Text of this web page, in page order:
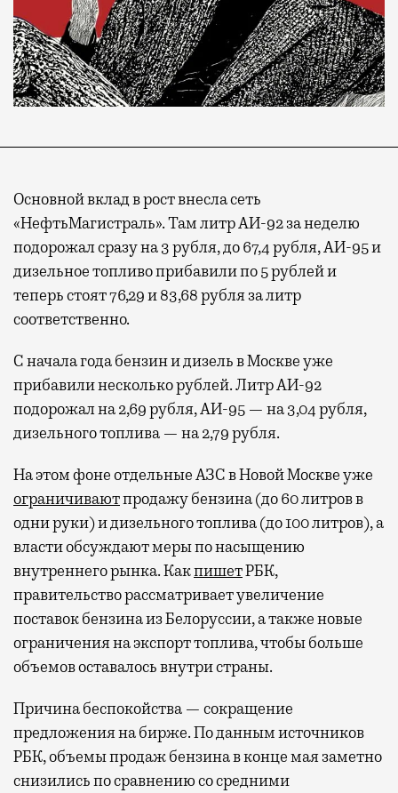
Основной вклад в рост внесла сеть
«НефтьМагистраль». Там литр АИ-92 за неделю
подорожал сразу на 3 рубля, до 67,4 рубля, АИ-95 и
дизельное топливо прибавили по 5 рублей и
теперь стоят 76,29 и 83,68 рубля за литр
соответственно.
С начала года бензин и дизель в Москве уже
прибавили несколько рублей. Литр АИ-92
подорожал на 2,69 рубля, АИ-95 — на 3,04 рубля,
дизельного топлива — на 2,79 рубля.
На этом фоне отдельные АЗС в Новой Москве уже
ограничиваютпродажу бензина (до 60 литров в
одни руки) и дизельного топлива (до 100 литров), а
власти обсуждают меры по насыщению
внутреннего рынка. КакпишетРБК,
правительство рассматривает увеличение
поставок бензина из Белоруссии, а также новые
ограничения на экспорт топлива, чтобы больше
объемов оставалось внутри страны.
Причина беспокойства — сокращение
предложения на бирже. По данным источников
РБК, объемы продаж бензина в конце мая заметно
снизились по сравнению со средними